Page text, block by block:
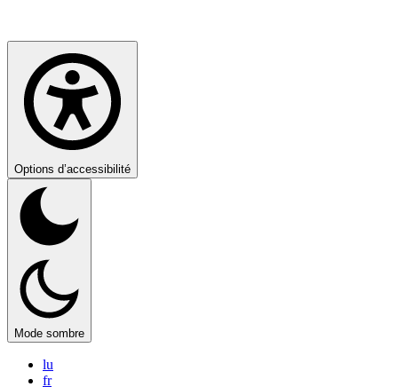
Options d’accessibilité
Mode sombre
lu
fr